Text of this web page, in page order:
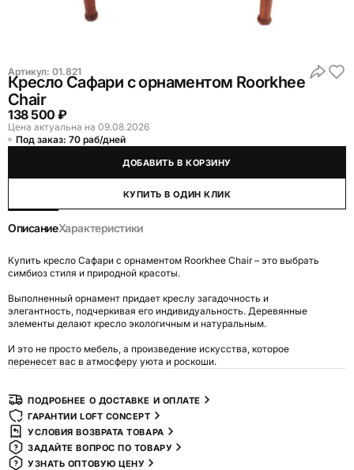
Артикул: 01.821
Кресло Сафари с орнаментом Roorkhee
Chair
138 500 ₽
Цена актуальна на 09.08.2026
Под заказ: 70 раб/дней
ДОБАВИТЬ В КОРЗИНУ
КУПИТЬ В ОДИН КЛИК
ОписаниеХарактеристики
Купить кресло Сафари с орнаментом Roorkhee Chair – это выбрать
симбиоз стиля и природной красоты.
Выполненный орнамент придает креслу загадочность и
элегантность, подчеркивая его индивидуальность. Деревянные
элементы делают кресло экологичным и натуральным.
И это не просто мебель, а произведение искусства, которое
перенесет вас в атмосферу уюта и роскоши.
ПОДРОБНЕЕ О ДОСТАВКЕ И ОПЛАТЕ
ГАРАНТИИ LOFT CONCEPT
УСЛОВИЯ ВОЗВРАТА ТОВАРА
ЗАДАЙТЕ ВОПРОС ПО ТОВАРУ
УЗНАТЬ ОПТОВУЮ ЦЕНУ